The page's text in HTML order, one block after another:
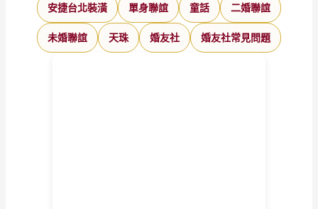
安捷台北裝潢 單身聯誼 童話 二婚聯誼
未婚聯誼 天珠 婚友社 婚友社常見問題